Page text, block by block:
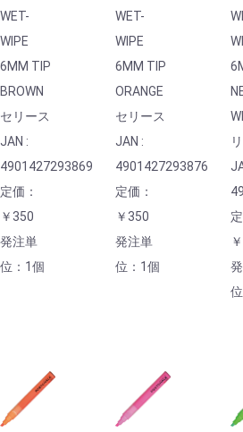
WET-
WIPE
6MM TIP
BROWN
セリース
JAN :
4901427293869
定価：
￥350
発注単
位：1個
WET-
WIPE
6MM TIP
ORANGE
セリース
JAN :
4901427293876
定価：
￥350
発注単
位：1個